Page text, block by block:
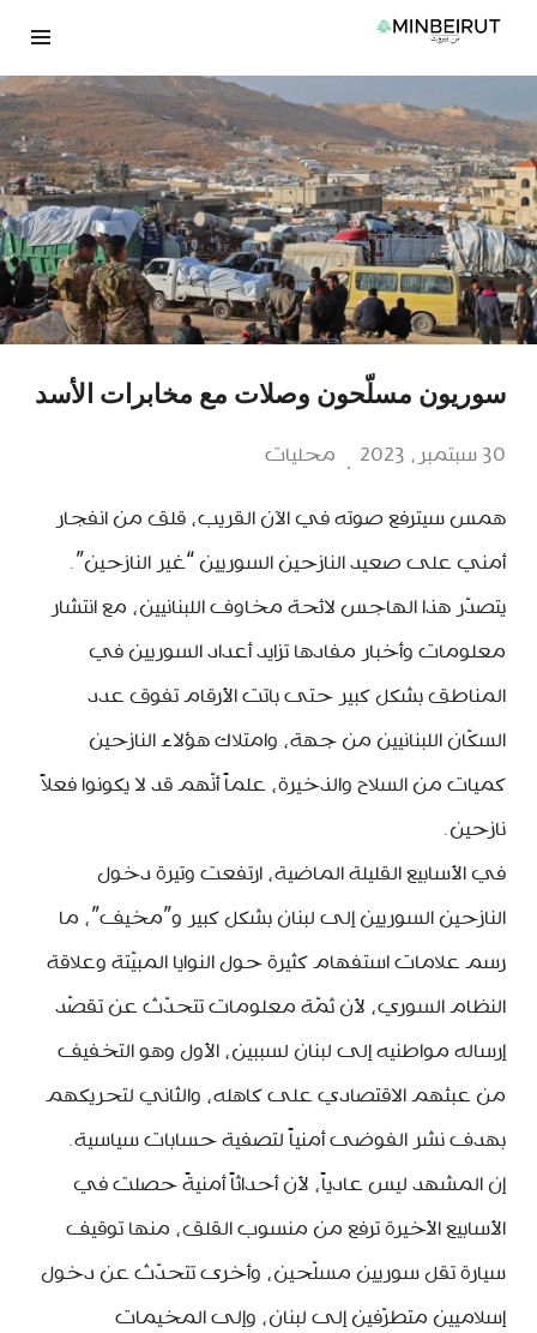
انتقل
المحتوى
سوريون مسلّحون وصلات مع مخابرات الأسد
30 سبتمبر، 2023 محليات
همس سيترفع صوته في الآن القريب، قلق من انفجار
أمني على صعيد النازحين السوريين “غير النازحين”.
يتصدّر هذا الهاجس لائحة مخاوف اللبنانيين، مع انتشار
معلومات وأخبار مفادها تزايد أعداد السوريين في
المناطق بشكل كبير حتى باتت الأرقام تفوق عدد
السكّان اللبنانيين من جهة، وامتلاك هؤلاء النازحين
كميات من السلاح والذخيرة، علماً أنّهم قد لا يكونوا فعلاً
نازحين.
في الأسابيع القليلة الماضية، ارتفعت وتيرة دخول
النازحين السوريين إلى لبنان بشكل كبير و”مخيف”، ما
رسم علامات استفهام كثيرة حول النوايا المبيّتة وعلاقة
النظام السوري، لأن ثمّة معلومات تتحدّث عن تقصّد
إرساله مواطنيه إلى لبنان لسببين، الأول وهو التخفيف
من عبئهم الاقتصادي على كاهله، والثاني لتحريكهم
بهدف نشر الفوضى أمنياً لتصفية حسابات سياسية.
إن المشهد ليس عادياً، لأن أحداثاً أمنيةً حصلت في
الأسابيع الأخيرة ترفع من منسوب القلق، منها توقيف
سيارة تقل سوريين مسلّحين، وأخرى تتحدّث عن دخول
إسلاميين متطرّفين إلى لبنان، وإلى المخيمات